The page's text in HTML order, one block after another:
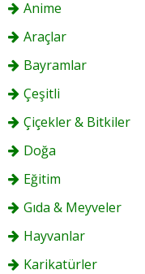
Anime
Araçlar
Bayramlar
Çeşitli
Çiçekler & Bitkiler
Doğa
Eğitim
Gıda & Meyveler
Hayvanlar
Karikatürler